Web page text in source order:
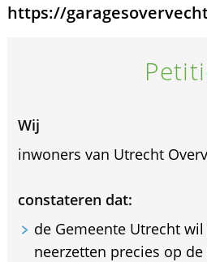
https://
Wij
inwoners van Utrecht
constateren dat:
de Gemeente Utrecht
neerzetten precies op